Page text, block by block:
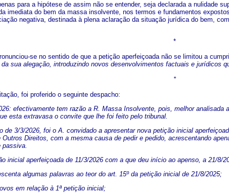
para a hipótese de assim não se entender, seja declarada a nulidade
imediata do bem da massa insolvente, nos termos e fundamentos
negativa, destinada à plena aclaração da situação jurídica do bem,
*
se no sentido de que a petição aperfeiçoada não se limitou a
sua alegação, introduzindo novos desenvolvimentos factuais e jurídicos
*
foi proferido o seguinte despacho:
efectivamente tem razão a R. Massa Insolvente, pois, melhor analisada
esta extravasa o convite que lhe foi feito pelo tribunal.
de 3/3/2026, foi o A. convidado a apresentar nova petição inicial
Outros Direitos, com a mesma causa de pedir e pedido, acrescentando
passiva.
inicial aperfeiçoada de 11/3/2026 com a que deu início ao apenso, a 21/
algumas palavras ao teor do art. 15º da petição inicial de 21/8/2025;
em relação à 1ª petição inicial;